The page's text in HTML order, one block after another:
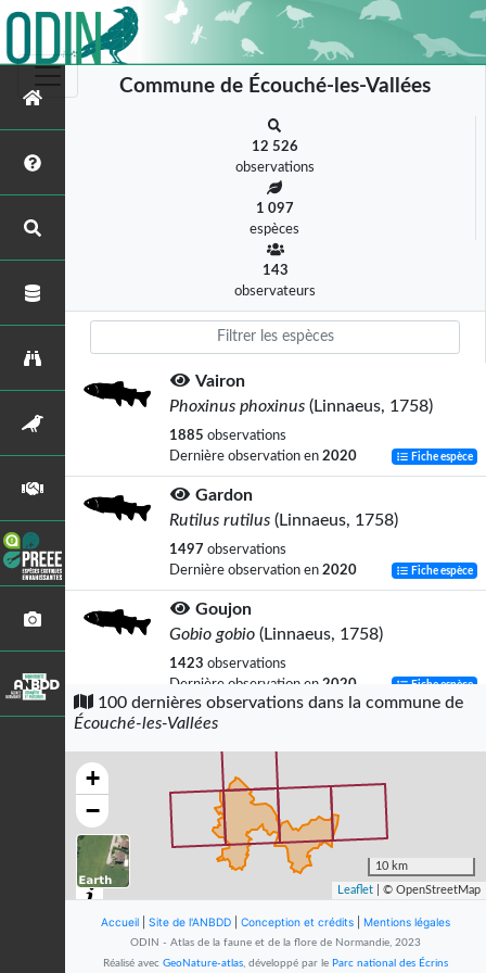
Commune de Écouché-les-Vallées
12 526
observations
1 097
espèces
143
observateurs
Vairon
Phoxinus phoxinus (Linnaeus, 1758)
1885 observations
Dernière observation en 2020 Fiche espèce
Gardon
Rutilus rutilus (Linnaeus, 1758)
1497 observations
Dernière observation en 2020 Fiche espèce
Goujon
Gobio gobio (Linnaeus, 1758)
1423 observations
Dernière observation en 2020 Fiche espèce
Chevesne commun
Squalius cephalus(Linnaeus, 1758)
observations
Dernière observation en
2020
Perche
Perca fluviatilis
Linnaeus, 1758
Vandoise
100 dernières observations dans la commune de
Écouché-les-Vallées
+
−
10 km
Leaflet | © OpenStreetMap
Accueil Site de l'ANBDD Conception et crédits Mentions légales
ODIN - Atlas de la faune et de la flore de Normandie, 2023
Réalisé avec GeoNature-atlas, développé par le Parc national des Écrins